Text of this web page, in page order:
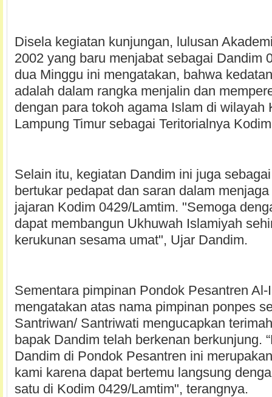
Disela kegiatan kunjungan, lulusan
2002 yang baru menjabat sebagai Dandim
dua Minggu ini mengatakan, bahwa
adalah dalam rangka menjalin dan
dengan para tokoh agama Islam di wilayah
Lampung Timur sebagai Teritorialnya
Selain itu, kegiatan Dandim ini juga
bertukar pedapat dan saran dalam
jajaran Kodim 0429/Lamtim. "Semoga
dapat membangun Ukhuwah Islamiyah
kerukunan sesama umat", Ujar Dandim.
Sementara pimpinan Pondok Pesantren
mengatakan atas nama pimpinan ponpes
Santriwan/ Santriwati mengucapkan
bapak Dandim telah berkenan berkunjung.
Dandim di Pondok Pesantren ini
kami karena dapat bertemu langsung
satu di Kodim 0429/Lamtim", terangnya.